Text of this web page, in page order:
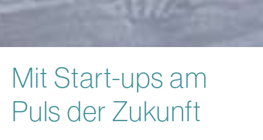
Mit Start-ups am
Puls der Zukunft